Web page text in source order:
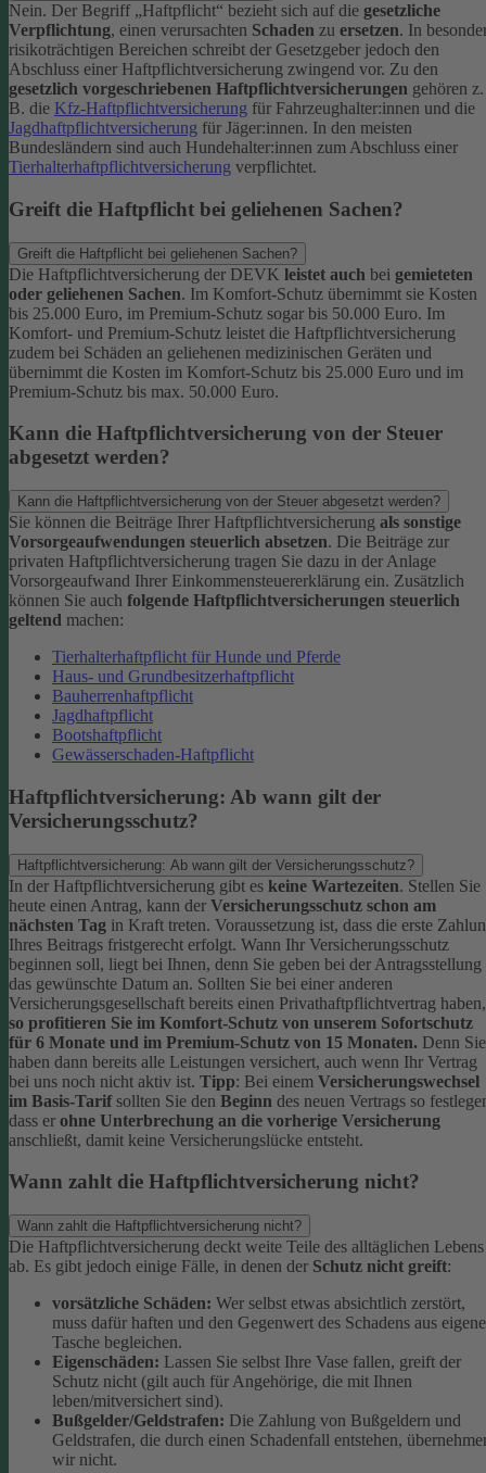
Nein. Der Begriff „Haftpflicht“ bezieht sich auf die gesetzliche
Verpflichtung, einen verursachten Schaden zu ersetzen. In
risikoträchtigen Bereichen schreibt der Gesetzgeber jedoch den
Abschluss einer Haftpflichtversicherung zwingend vor. Zu den
gesetzlich vorgeschriebenen Haftpflichtversicherungen gehören z.
B. die Kfz-Haftpflichtversicherung für Fahrzeughalter:innen und die
Jagdhaftpflichtversicherung für Jäger:innen. In den meisten
Bundesländern sind auch Hundehalter:innen zum Abschluss einer
Tierhalterhaftpflichtversicherung verpflichtet.
Greift die Haftpflicht bei geliehenen Sachen?
Greift die Haftpflicht bei geliehenen Sachen?
Die Haftpflichtversicherung der DEVK leistet auch bei gemieteten
oder geliehenen Sachen. Im Komfort-Schutz übernimmt sie Kosten
bis 25.000 Euro, im Premium-Schutz sogar bis 50.000 Euro. Im
Komfort- und Premium-Schutz leistet die Haftpflichtversicherung
zudem bei Schäden an geliehenen medizinischen Geräten und
übernimmt die Kosten im Komfort-Schutz bis 25.000 Euro und im
Premium-Schutz bis max. 50.000 Euro.
Kann die Haftpflichtversicherung von der Steuer
abgesetzt werden?
Kann die Haftpflichtversicherung von der Steuer abgesetzt werden?
Sie können die Beiträge Ihrer Haftpflichtversicherung als sonstige
Vorsorgeaufwendungen steuerlich absetzen. Die Beiträge zur
privaten Haftpflichtversicherung tragen Sie dazu in der Anlage
Vorsorgeaufwand Ihrer Einkommensteuererklärung ein. Zusätzlich
können Sie auch folgende Haftpflichtversicherungen steuerlich
geltend machen:
Tierhalterhaftpflicht für Hunde und Pferde
Haus- und Grundbesitzerhaftpflicht
Bauherrenhaftpflicht
Jagdhaftpflicht
Bootshaftpflicht
Gewässerschaden-Haftpflicht
Haftpflichtversicherung: Ab wann gilt der
Versicherungsschutz?
Haftpflichtversicherung: Ab wann gilt der Versicherungsschutz?
In der Haftpflichtversicherung gibt es keine Wartezeiten. Stellen Sie
heute einen Antrag, kann der Versicherungsschutz schon am
nächsten Tag in Kraft treten. Voraussetzung ist, dass die erste
Ihres Beitrags fristgerecht erfolgt. Wann Ihr Versicherungsschutz
beginnen soll, liegt bei Ihnen, denn Sie geben bei der Antragsstellung
das gewünschte Datum an. Sollten Sie bei einer anderen
Versicherungsgesellschaft bereits einen Privathaftpflichtvertrag haben,
so profitieren Sie im Komfort-Schutz von unserem Sofortschutz
für 6 Monate und im Premium-Schutz von 15 Monaten. Denn Sie
haben dann bereits alle Leistungen versichert, auch wenn Ihr Vertrag
bei uns noch nicht aktiv ist. Tipp: Bei einem Versicherungswechsel
im Basis-Tarifsollten Sie den Beginn des neuen Vertrags so
dass er ohne Unterbrechung an die vorherige Versicherung
anschließt, damit keine Versicherungslücke entsteht.
Wann zahlt die Haftpflichtversicherung nicht?
Wann zahlt die Haftpflichtversicherung nicht?
Die Haftpflichtversicherung deckt weite Teile des alltäglichen Lebens
ab. Es gibt jedoch einige Fälle, in denen der Schutz nicht greift:
vorsätzliche Schäden: Wer selbst etwas absichtlich zerstört,
muss dafür haften und den Gegenwert des Schadens aus
Tasche begleichen.
Eigenschäden: Lassen Sie selbst Ihre Vase fallen, greift der
Schutz nicht (gilt auch für Angehörige, die mit Ihnen
leben/mitversichert sind).
Bußgelder/Geldstrafen: Die Zahlung von Bußgeldern und
Geldstrafen, die durch einen Schadenfall entstehen,
wir nicht.